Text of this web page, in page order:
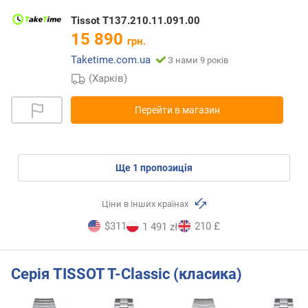
Tissot T137.210.11.091.00
15 890 грн.
Taketime.com.ua
З нами 9 років
(Харків)
Перейти в магазин
ще 1 пропозиція
Ціни в інших країнах
$311 1 491 zł 210 £
Серія TISSOT T-Classic (класика)